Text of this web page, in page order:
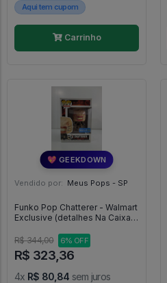
Aqui tem cupom
Carrinho
💖 GEEKDOWN
Vendido por: Meus Pops - SP
Funko Pop Chatterer - Walmart
Exclusive (detalhes Na Caixa)
#793
R$ 344,00 6% OFF
R$ 323,36
4x R$ 80,84 sem juros